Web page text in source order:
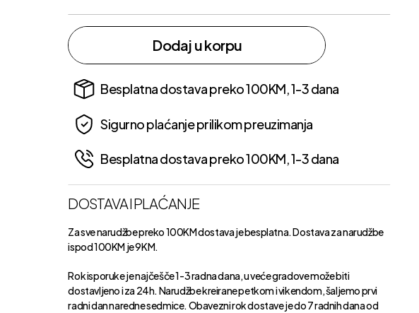
Dodaj u korpu
Besplatna dostava preko 100KM, 1-3 dana
Sigurno plaćanje prilikom preuzimanja
Besplatna dostava preko 100KM, 1-3 dana
DOSTAVA I PLAĆANJE
Za sve narudžbe preko 100KM dostava je besplatna. Dostava za narudžbe
ispod 100KM je 9KM.
Rok isporuke je najčešče 1-3 radna dana, u veće gradove može biti
dostavljeno i za 24h. Narudžbe kreirane petkom i vikendom, šaljemo prvi
radni dan naredne sedmice. Obavezni rok dostave je do 7 radnih dana od